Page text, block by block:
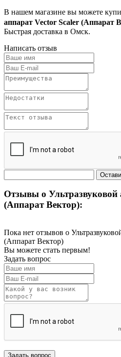
В нашем магазине вы можете
аппарат Vector Scaler (Аппарат
Быстрая доставка в Омск.
Написать отзыв
Отзывы о Ультразвуковой
(Аппарат Вектор):
Пока нет отзывов о
(Аппарат Вектор)
Вы можете стать первым!
Задать вопрос